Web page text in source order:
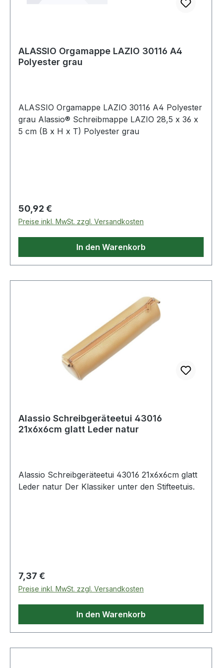
ALASSIO Orgamappe LAZIO 30116 A4
Polyester grau
ALASSIO Orgamappe LAZIO 30116 A4 Polyester
grau Alassio® Schreibmappe LAZIO 28,5 x 36 x
5 cm (B x H x T) Polyester grau
Regulärer Preis:
50,92 €
Preise inkl. MwSt. zzgl. Versandkosten
In den Warenkorb
Alassio Schreibgeräteetui 43016
21x6x6cm glatt Leder natur
Alassio Schreibgeräteetui 43016 21x6x6cm glatt
Leder natur Der Klassiker unter den Stifteetuis.
Regulärer Preis:
7,37 €
Preise inkl. MwSt. zzgl. Versandkosten
In den Warenkorb